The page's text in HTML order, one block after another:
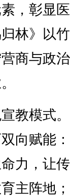
，彰显
林》以
商与政
教模式
向赋能
力，让
主阵地